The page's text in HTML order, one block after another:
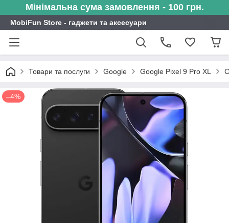
Мінімальна сума замовлення - 100 грн.
MobiFun Store - гаджети та аксесуари
Товари та послуги Google Google Pixel 9 Pro XL
–4%